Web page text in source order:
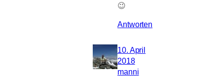
😉
Antworten
10. April
2018
manni